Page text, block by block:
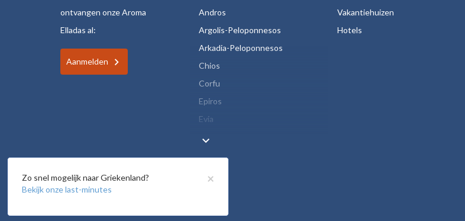
ontvangen onze Aroma
Elladas al:
Aanmelden
Andros
Argolis-Peloponnesos
Arkadia-Peloponnesos
Chios
Corfu
Epiros
Evia
keyboard_arrow_down
Vakantiehuizen
Hotels
×
Zo snel mogelijk naar Griekenland?
Bekijk onze last-minutes